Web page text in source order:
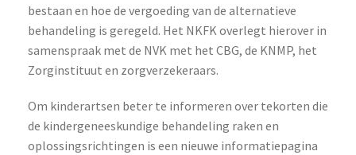
bestaan en hoe de vergoeding van de alternatieve
behandeling is geregeld. Het NKFK overlegt hierover in
samenspraak met de NVK met het CBG, de KNMP, het
Zorginstituut en zorgverzekeraars.
Om kinderartsen beter te informeren over tekorten die
de kindergeneeskundige behandeling raken en
oplossingsrichtingen is een nieuwe informatiepagina